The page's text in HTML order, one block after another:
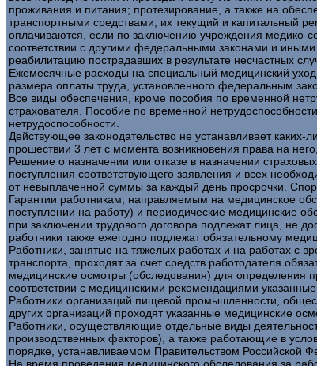
проживания и питания; протезирование, а также на
транспортными средствами, их текущий и капитальный
оплачиваются, если по заключению учреждения медико-
соответствии с другими федеральными законами и
реабилитацию пострадавших в результате несчастных
Ежемесячные расходы на специальный медицинский
размера оплаты труда, установленного федеральным
Все виды обеспечения, кроме пособия по временной
страхователя. Пособие по временной
нетрудоспособности.
Действующее законодательство не устанавливает
прошествии 3 лет с момента возникновения права на
Решение о назначении или отказе в назначении
поступления соответствующего заявления и всех
от невыплаченной суммы за каждый день просрочки.
Гарантии работникам, направляемым на медицинское
поступлении на работу) и периодические медицинские
при заключении трудового договора подлежат лица, не
работники также ежегодно подлежат обязательному
Работники, занятые на тяжелых работах и на работах с
транспорта, проходят за счет средств работодателя
медицинские осмотры (обследования) для определения
соответствии с медицинскими рекомендациями
Работники организаций пищевой промышленности,
других организаций проходят указанные медицинские
Работники, осуществляющие отдельные виды
производственных факторов), а также работающие в
порядке, устанавливаемом Правительством Российской
На время проведения медицинского обследования за